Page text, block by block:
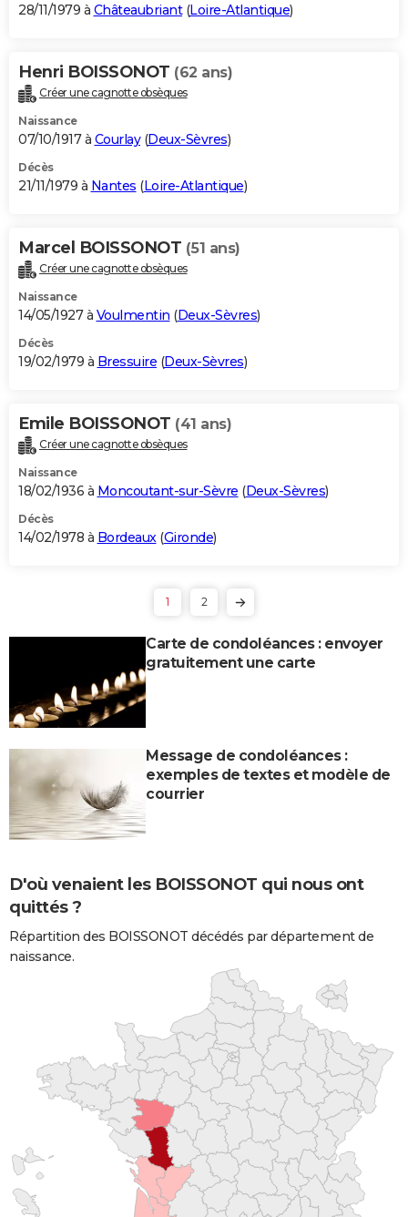
28/11/1979 à Châteaubriant(Loire-Atlantique)
Henri BOISSONOT (62 ans)
Créer une cagnotte obsèques
Naissance
07/10/1917 à Courlay(Deux-Sèvres)
Décès
21/11/1979 à Nantes (Loire-Atlantique)
Marcel BOISSONOT (51 ans)
Créer une cagnotte obsèques
Naissance
14/05/1927 à Voulmentin (Deux-Sèvres)
Décès
19/02/1979 à Bressuire (Deux-Sèvres)
Emile BOISSONOT (41 ans)
Créer une cagnotte obsèques
Naissance
18/02/1936 à Moncoutant-sur-Sèvre (Deux-Sèvres)
Décès
14/02/1978 à Bordeaux (Gironde)
1 2
Carte de condoléances : envoyer
gratuitement une carte
Message de condoléances :
exemples de textes et modèle de
courrier
D'où venaient les BOISSONOT qui nous ont
quittés ?
Répartition des BOISSONOT décédés par département de
naissance.